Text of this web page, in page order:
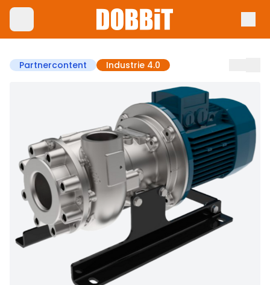
Partnercontent Industrie 4.0